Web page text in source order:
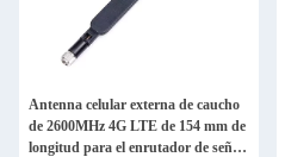
Antenna celular externa de caucho
de 2600MHz 4G LTE de 154 mm de
longitud para el enrutador de señal